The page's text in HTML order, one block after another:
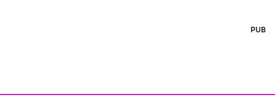
PUB